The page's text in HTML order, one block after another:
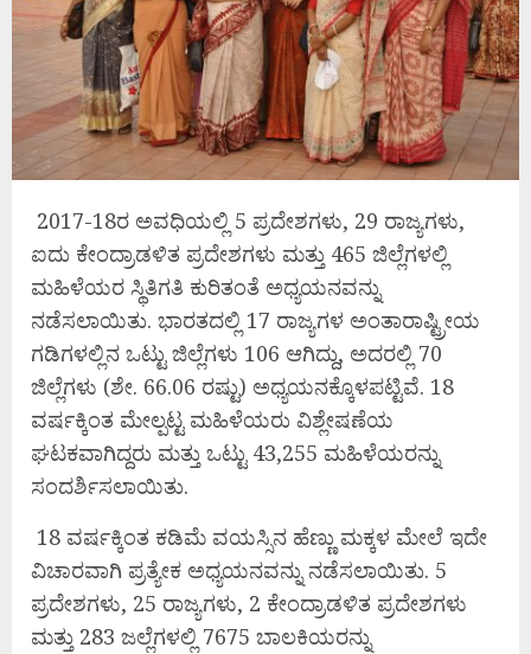
2017-18ರ ಅವಧಿಯಲ್ಲಿ 5 ಪ್ರದೇಶಗಳು, 29 ರಾಜ್ಯಗಳು,
ಐದು ಕೇಂದ್ರಾಡಳಿತ ಪ್ರದೇಶಗಳು ಮತ್ತು 465 ಜಿಲ್ಲೆಗಳಲ್ಲಿ
ಮಹಿಳೆಯರ ಸ್ಥಿತಿಗತಿ ಕುರಿತಂತೆ ಅಧ್ಯಯನವನ್ನು
ನಡೆಸಲಾಯಿತು. ಭಾರತದಲ್ಲಿ 17 ರಾಜ್ಯಗಳ ಅಂತಾರಾಷ್ಟ್ರೀಯ
ಗಡಿಗಳಲ್ಲಿನ ಒಟ್ಟು ಜಿಲ್ಲೆಗಳು 106 ಆಗಿದ್ದು, ಅದರಲ್ಲಿ 70
ಜಿಲ್ಲೆಗಳು (ಶೇ. 66.06 ರಷ್ಟು) ಅಧ್ಯಯನಕ್ಕೊಳಪಟ್ಟಿವೆ. 18
ವರ್ಷಕ್ಕಿಂತ ಮೇಲ್ಪಟ್ಟ ಮಹಿಳೆಯರು ವಿಶ್ಲೇಷಣೆಯ
ಘಟಕವಾಗಿದ್ದರು ಮತ್ತು ಒಟ್ಟು 43,255 ಮಹಿಳೆಯರನ್ನು
ಸಂದರ್ಶಿಸಲಾಯಿತು.
18 ವರ್ಷಕ್ಕಿಂತ ಕಡಿಮೆ ವಯಸ್ಸಿನ ಹೆಣ್ಣು ಮಕ್ಕಳ ಮೇಲೆ ಇದೇ
ವಿಚಾರವಾಗಿ ಪ್ರತ್ಯೇಕ ಅಧ್ಯಯನವನ್ನು ನಡೆಸಲಾಯಿತು. 5
ಪ್ರದೇಶಗಳು, 25 ರಾಜ್ಯಗಳು, 2 ಕೇಂದ್ರಾಡಳಿತ ಪ್ರದೇಶಗಳು
ಮತ್ತು 283 ಜಲ್ಲೆಗಳಲ್ಲಿ 7675 ಬಾಲಕಿಯರನ್ನು